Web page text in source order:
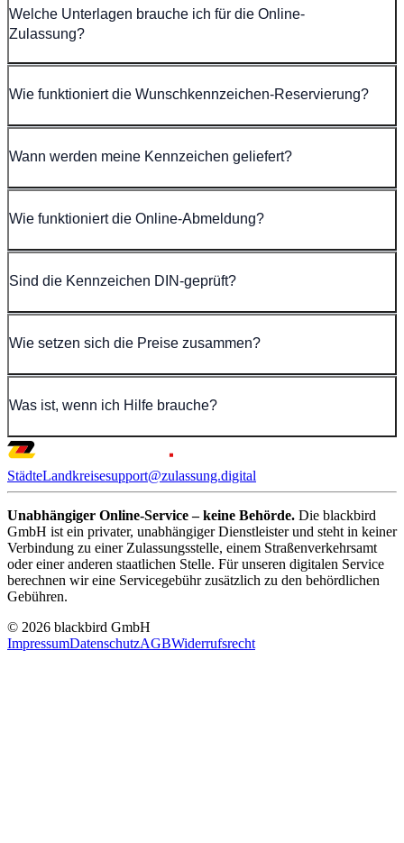
Welche Unterlagen brauche ich für die Online-
Zulassung?
Wie funktioniert die Wunschkennzeichen-Reservierung?
Wann werden meine Kennzeichen geliefert?
Wie funktioniert die Online-Abmeldung?
Sind die Kennzeichen DIN-geprüft?
Wie setzen sich die Preise zusammen?
Was ist, wenn ich Hilfe brauche?
StädteLandkreisesupport@zulassung.digital
Unabhängiger Online-Service – keine Behörde. Die blackbird
GmbH ist ein privater, unabhängiger Dienstleister und steht in keiner
Verbindung zu einer Zulassungsstelle, einem Straßenverkehrsamt
oder einer anderen staatlichen Stelle. Für unseren digitalen Service
berechnen wir eine Servicegebühr zusätzlich zu den behördlichen
Gebühren.
© 2026 blackbird GmbH
ImpressumDatenschutzAGBWiderrufsrecht